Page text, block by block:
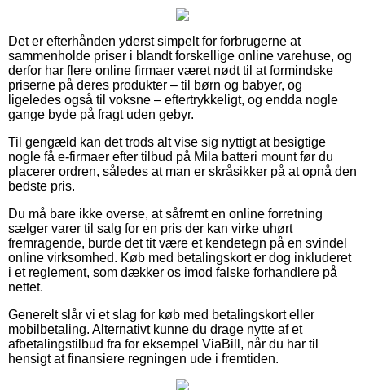
Det er efterhånden yderst simpelt for forbrugerne at
sammenholde priser i blandt forskellige online varehuse, og
derfor har flere online firmaer været nødt til at formindske
priserne på deres produkter – til børn og babyer, og
ligeledes også til voksne – eftertrykkeligt, og endda nogle
gange byde på fragt uden gebyr.
Til gengæld kan det trods alt vise sig nyttigt at besigtige
nogle få e-firmaer efter tilbud på Mila batteri mount før du
placerer ordren, således at man er skråsikker på at opnå den
bedste pris.
Du må bare ikke overse, at såfremt en online forretning
sælger varer til salg for en pris der kan virke uhørt
fremragende, burde det tit være et kendetegn på en svindel
online virksomhed. Køb med betalingskort er dog inkluderet
i et reglement, som dækker os imod falske forhandlere på
nettet.
Generelt slår vi et slag for køb med betalingskort eller
mobilbetaling. Alternativt kunne du drage nytte af et
afbetalingstilbud fra for eksempel ViaBill, når du har til
hensigt at finansiere regningen ude i fremtiden.